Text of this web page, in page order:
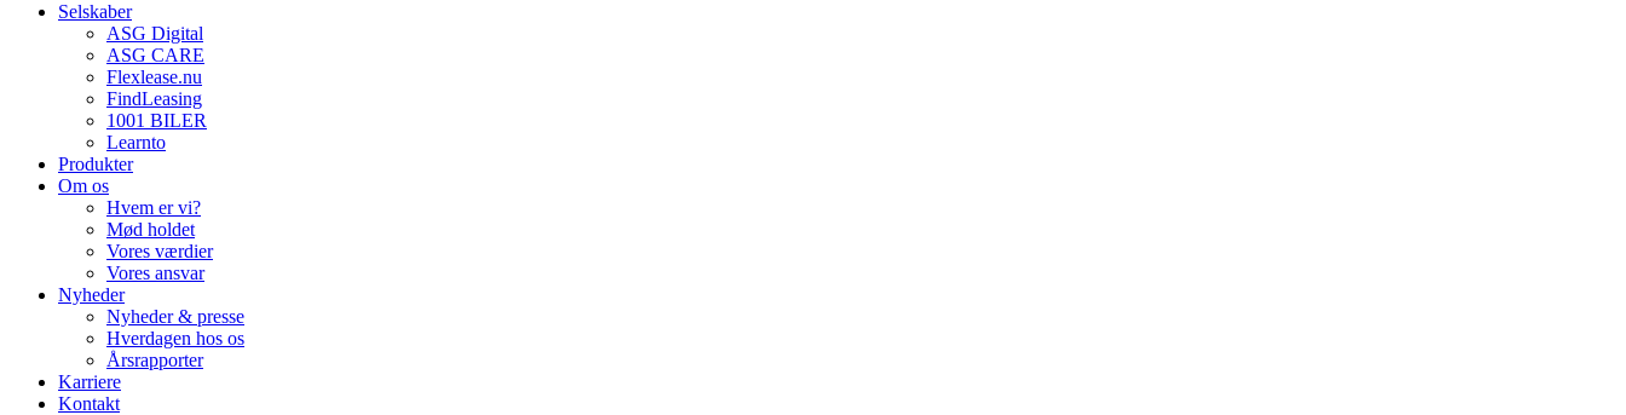
Selskaber
ASG Digital
ASG CARE
Flexlease.nu
FindLeasing
1001 BILER
Learnto
Produkter
Om os
Hvem er vi?
Mød holdet
Vores værdier
Vores ansvar
Nyheder
Nyheder & presse
Hverdagen hos os
Årsrapporter
Karriere
Kontakt